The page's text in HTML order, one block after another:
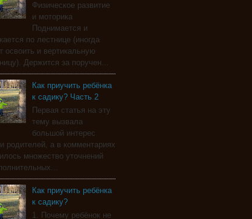
Физическое развитие
и моторика
Поднимается и
по лестнице (иногда
освоить и вертикальную
Держится за поручен...
Как приучить ребёнка
к садику? Часть 2
Первая статья на эту
тему вызвала
большой интерес
родителей, а в комментариях
множество уточнений
Как приучить ребёнка
к садику?
1. Почему ребёнок не